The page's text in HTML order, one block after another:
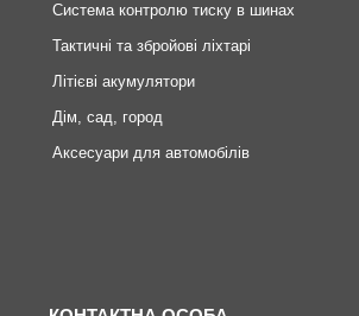
Система контролю тиску в шинах
Тактичні та збройові ліхтарі
Літієві акумулятори
Дім, сад, город
Аксесуари для автомобілів